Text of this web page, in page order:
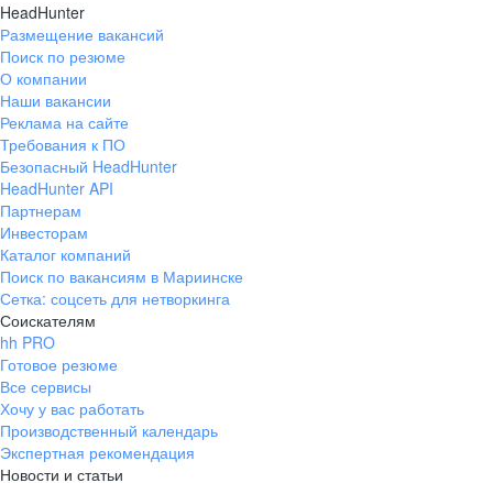
HeadHunter
Размещение вакансий
Поиск по резюме
О компании
Наши вакансии
Реклама на сайте
Требования к ПО
Безопасный HeadHunter
HeadHunter API
Партнерам
Инвесторам
Каталог компаний
Поиск по вакансиям в Мариинске
Сетка: соцсеть для нетворкинга
Соискателям
hh PRO
Готовое резюме
Все сервисы
Хочу у вас работать
Производственный календарь
Экспертная рекомендация
Новости и статьи